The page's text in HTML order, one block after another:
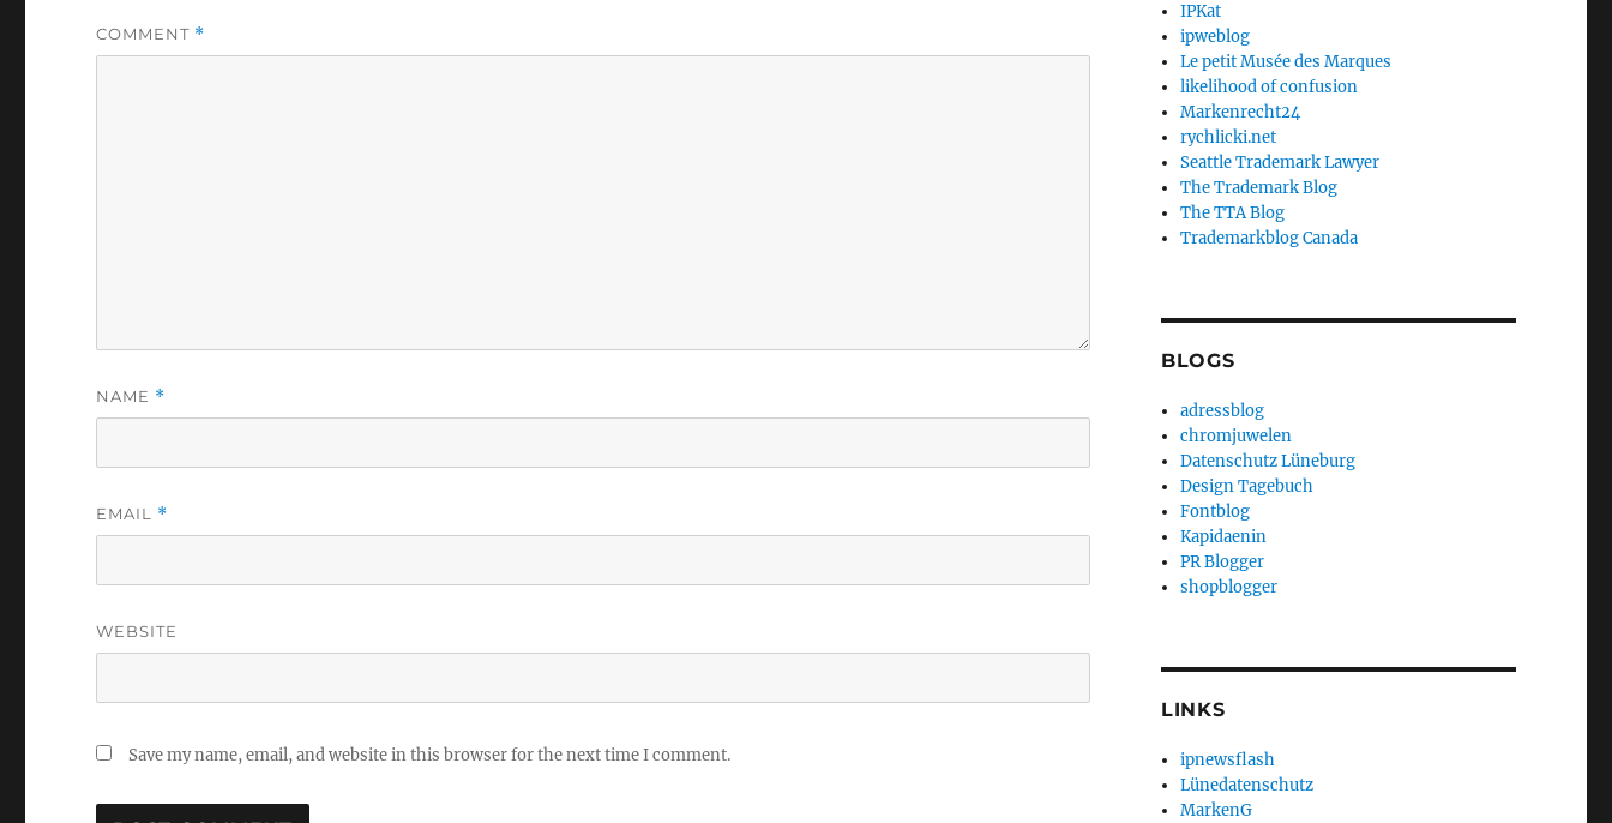
COMMENT *
NAME *
EMAIL *
WEBSITE
Save my name, email, and website in this browser for the next time I comment.
IPKat
ipweblog
Le petit Musée des Marques
likelihood of confusion
Markenrecht24
rychlicki.net
Seattle Trademark Lawyer
The Trademark Blog
The TTA Blog
Trademarkblog Canada
BLOGS
adressblog
chromjuwelen
Datenschutz Lüneburg
Design Tagebuch
Fontblog
Kapidaenin
PR Blogger
shopblogger
LINKS
ipnewsflash
Lünedatenschutz
MarkenG